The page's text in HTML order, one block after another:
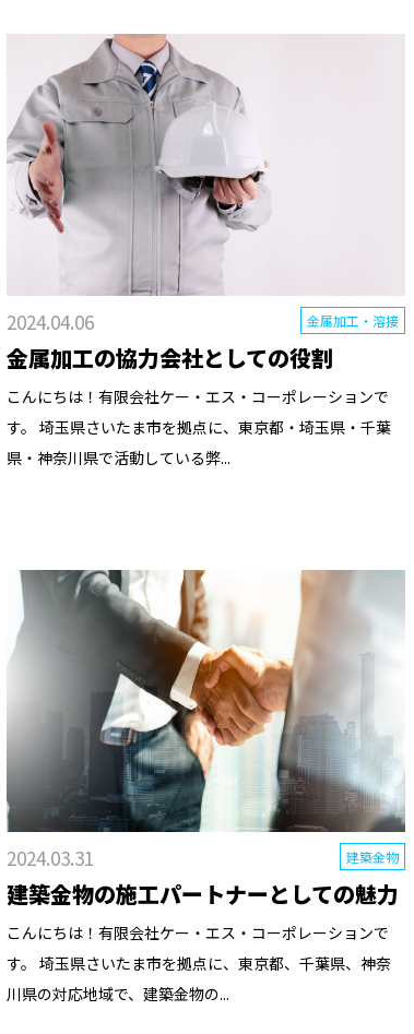
2024.04.06 金属加工・溶接
金属加工の協力会社としての役割
こんにちは！有限会社ケー・エス・コーポレーションで
す。 埼玉県さいたま市を拠点に、東京都・埼玉県・千葉
県・神奈川県で活動している弊...
2024.03.31 建築金物
建築金物の施工パートナーとしての魅力
こんにちは！有限会社ケー・エス・コーポレーションで
す。 埼玉県さいたま市を拠点に、東京都、千葉県、神奈
川県の対応地域で、建築金物の...